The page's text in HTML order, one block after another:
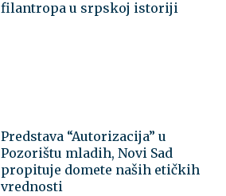
filantropa u srpskoj istoriji
Predstava “Autorizacija” u
Pozorištu mladih, Novi Sad
propituje domete naših etičkih
vrednosti